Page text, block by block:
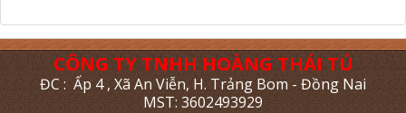
CÔNG TY TNHH HOÀNG THÁI TÚ
ĐC : Ấp 4 , Xã An Viễn, H. Trảng Bom - Đồng Nai
MST: 3602493929